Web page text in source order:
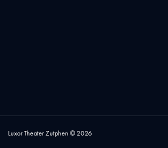
Luxor Theater Zutphen © 2026